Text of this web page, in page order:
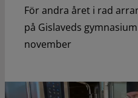
För andra året i rad
på Gislaveds
november